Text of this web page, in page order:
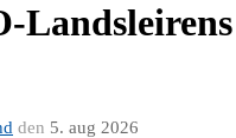
Landsleirens
den 5. aug 2026